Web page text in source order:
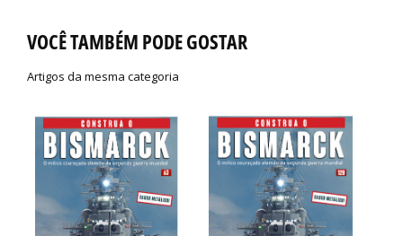
VOCÊ TAMBÉM PODE GOSTAR
Artigos da mesma categoria